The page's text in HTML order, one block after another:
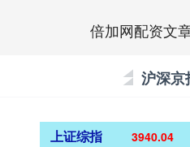
倍加网配资文
沪深京
上证综指 3940.04